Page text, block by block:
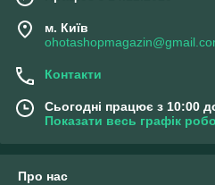
м. Київ
Контакти
Сьогодні працює з 10:00
Показати весь графік
Про нас